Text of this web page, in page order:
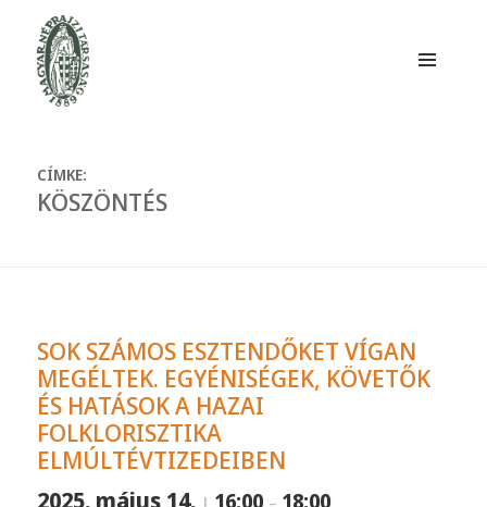
CÍMKE:
KÖSZÖNTÉS
SOK SZÁMOS ESZTENDŐKET VÍGAN
MEGÉLTEK. EGYÉNISÉGEK, KÖVETŐK
ÉS HATÁSOK A HAZAI
FOLKLORISZTIKA
ELMÚLTÉVTIZEDEIBEN
2025. május 14.